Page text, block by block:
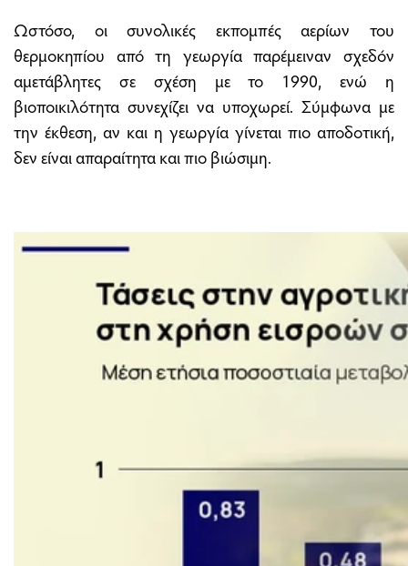
Ωστόσο, οι συνολικές εκπομπές αερίων του
θερμοκηπίου από τη γεωργία παρέμειναν σχεδόν
αμετάβλητες σε σχέση με το 1990, ενώ η
βιοποικιλότητα συνεχίζει να υποχωρεί. Σύμφωνα με
την έκθεση, αν και η γεωργία γίνεται πιο αποδοτική,
δεν είναι απαραίτητα και πιο βιώσιμη.